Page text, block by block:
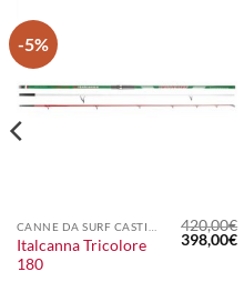
-5%
CANNE DA SURF CASTING
Italcanna Tricolore
180
420,00€
Il
prezzo
398,00€Il